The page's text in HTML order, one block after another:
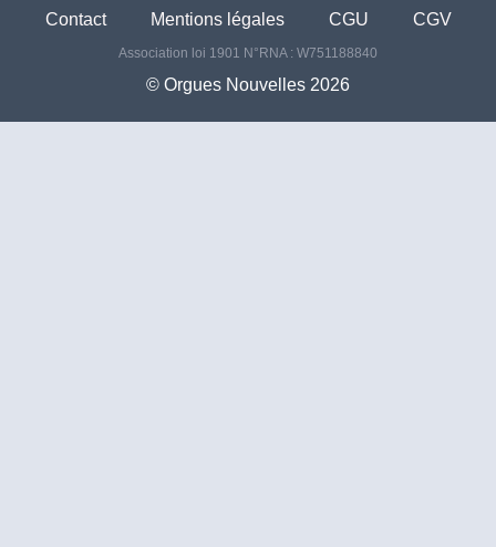
©️ Orgues Nouvelles 2026
Association loi 1901 N°RNA : W751188840
Contact Mentions légales CGU CGV